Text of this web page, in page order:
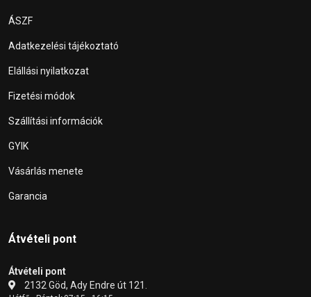
ÁSZF
Adatkezelési tájékoztató
Elállási nyilatkozat
Fizetési módok
Szállítási információk
GYIK
Vásárlás menete
Garancia
Átvételi pont
Átvételi pont
2132 Göd, Ady Endre út 121.